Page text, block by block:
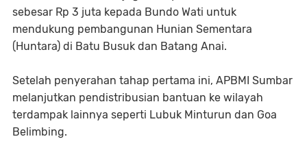
sebesar Rp 3 juta kepada Bundo Wati untuk
mendukung pembangunan Hunian Sementara
(Huntara) di Batu Busuk dan Batang Anai.
Setelah penyerahan tahap pertama ini, APBMI Sumbar
melanjutkan pendistribusian bantuan ke wilayah
terdampak lainnya seperti Lubuk Minturun dan Goa
Belimbing.